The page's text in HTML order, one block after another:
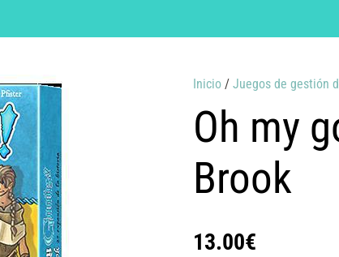
Inicio/ Juegos de gestión
Oh my
Brook
13.00€